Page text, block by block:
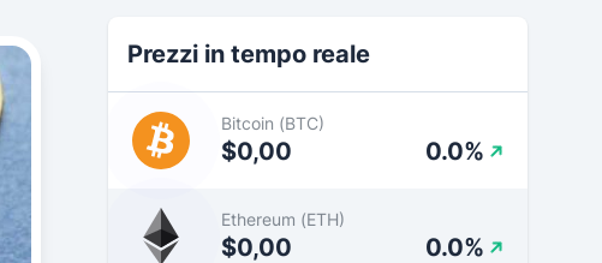
Prezzi in tempo reale
Bitcoin (BTC)
$0,00 0.0%
Ethereum (ETH)
$0,00 0.0%